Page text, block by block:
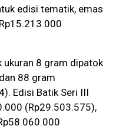
edisi tematik, emas
ukuran 8 gram dipatok
88 gram
Edisi Batik Seri III
(Rp29.503.575),